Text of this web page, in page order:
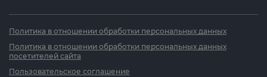
Политика в отношении обработки персональных данных
Политика в отношении обработки персональных данных
посетителей сайта
Пользовательское соглашение